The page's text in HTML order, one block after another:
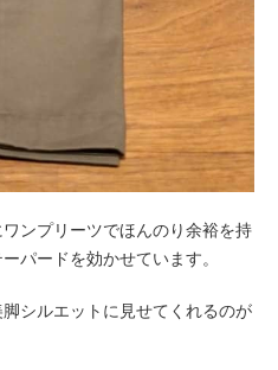
ンプリーツでほんのり余裕を持
パードを効かせています。
シルエットに見せてくれるのが